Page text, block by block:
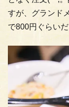
すが、グランド
で800円ぐらいだ